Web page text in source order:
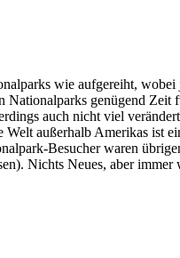
wie aufgereiht, wobei
Nationalparks genügend Zeit
auch nicht viel
außerhalb Amerikas ist
Besucher waren
Nichts Neues, aber